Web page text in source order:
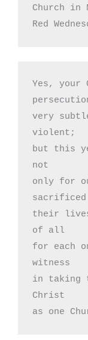
Church in
Red
Yes, your
very
violent;
but this
not
only for
sacrificed
their
of all
for each
witness
in taking
Christ
as one